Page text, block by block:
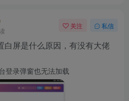
关注 私信
白屏是什么原因，有没有大佬
登录弹窗也无法加载